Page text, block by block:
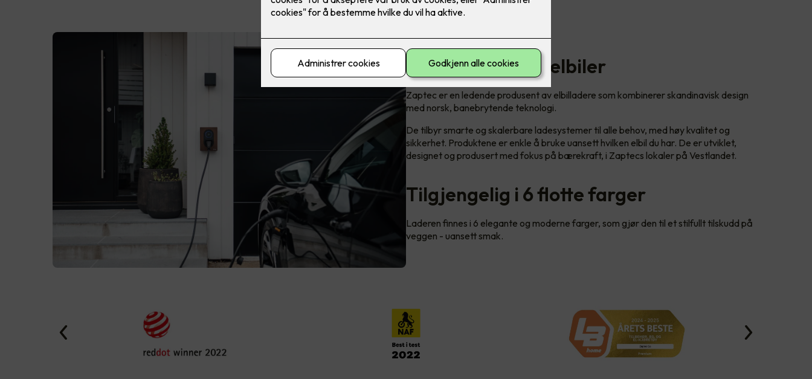
Laderen for alle elbiler
Zaptec er en ledende produsent av elbilladere som kombinerer skandinavisk design
med norsk, banebrytende teknologi.
De tilbyr smarte og skalerbare ladesystemer til alle behov, med høy kvalitet og
sikkerhet. Produktene er enkle å bruke uansett hvilken elbil du har. De er utviklet,
designet og produsert med fokus på bærekraft, i Zaptecs lokaler på Vestlandet.
Tilgjengelig i 6 flotte farger
Laderen finnes i 6 elegante og moderne farger, som gjør den til et stilfullt tilskudd på
veggen - uansett smak.